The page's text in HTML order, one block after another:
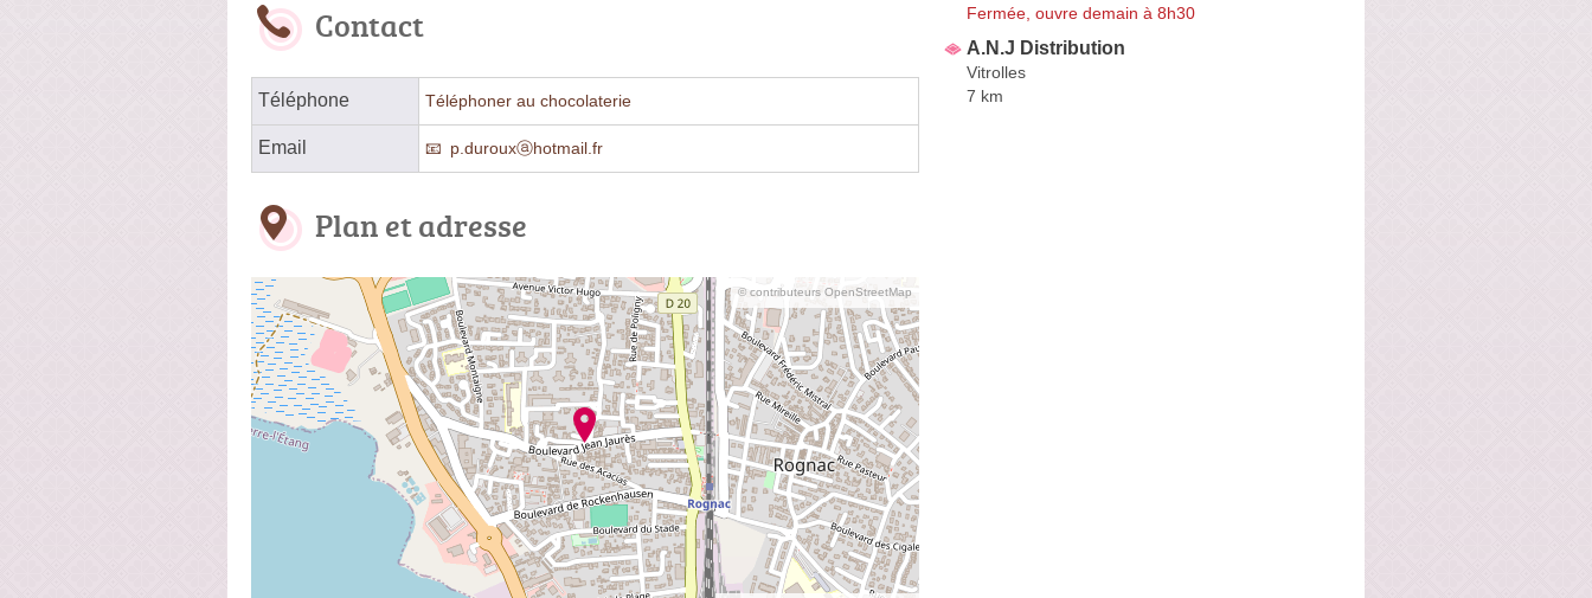
Contact
Téléphone Téléphoner au chocolaterie
Email p.durouxⓐhotmail.fr
Plan et adresse
© contributeurs OpenStreetMap
Fermée, ouvre demain à 8h30
A.N.J Distribution
Vitrolles
7 km